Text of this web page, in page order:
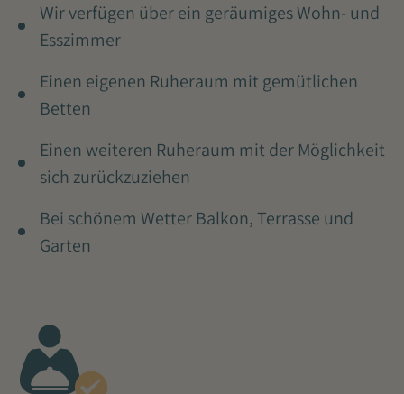
Wir verfügen über ein geräumiges Wohn- und
Esszimmer
Einen eigenen Ruheraum mit gemütlichen
Betten
Einen weiteren Ruheraum mit der Möglichkeit
sich zurückzuziehen
Bei schönem Wetter Balkon, Terrasse und
Garten